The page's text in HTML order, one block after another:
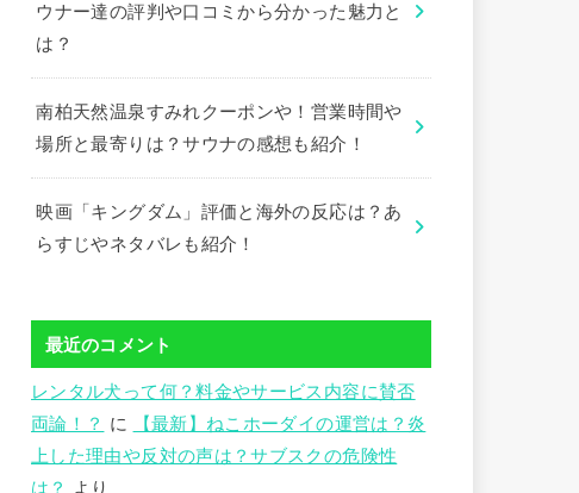
ウナー達の評判や口コミから分かった魅力と
は？
南柏天然温泉すみれクーポンや！営業時間や
場所と最寄りは？サウナの感想も紹介！
映画「キングダム」評価と海外の反応は？あ
らすじやネタバレも紹介！
最近のコメント
レンタル犬って何？料金やサービス内容に賛否
両論！？
に
【最新】ねこホーダイの運営は？炎
上した理由や反対の声は？サブスクの危険性
は？
より